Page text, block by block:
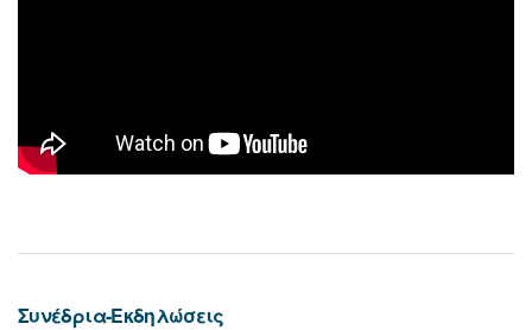
Συνέδρια-Εκδηλώσεις